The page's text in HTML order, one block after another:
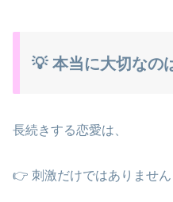
💡 本当に大切なの
長続きする恋愛は、
👉 刺激だけではありません